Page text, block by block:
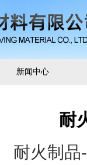
新闻中心
耐
耐火制品